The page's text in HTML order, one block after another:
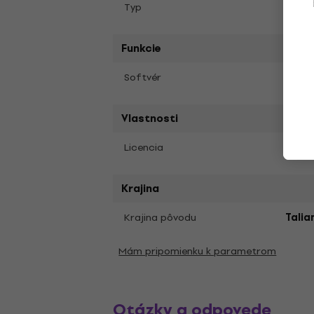
Typ
Funkcie
Softvér
Vlastnosti
Licencia
Krajina
Krajina pôvodu
Mám pripomienku k parametrom